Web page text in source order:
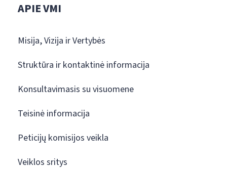
APIE VMI
Misija, Vizija ir Vertybės
Struktūra ir kontaktinė informacija
Konsultavimasis su visuomene
Teisinė informacija
Peticijų komisijos veikla
Veiklos sritys